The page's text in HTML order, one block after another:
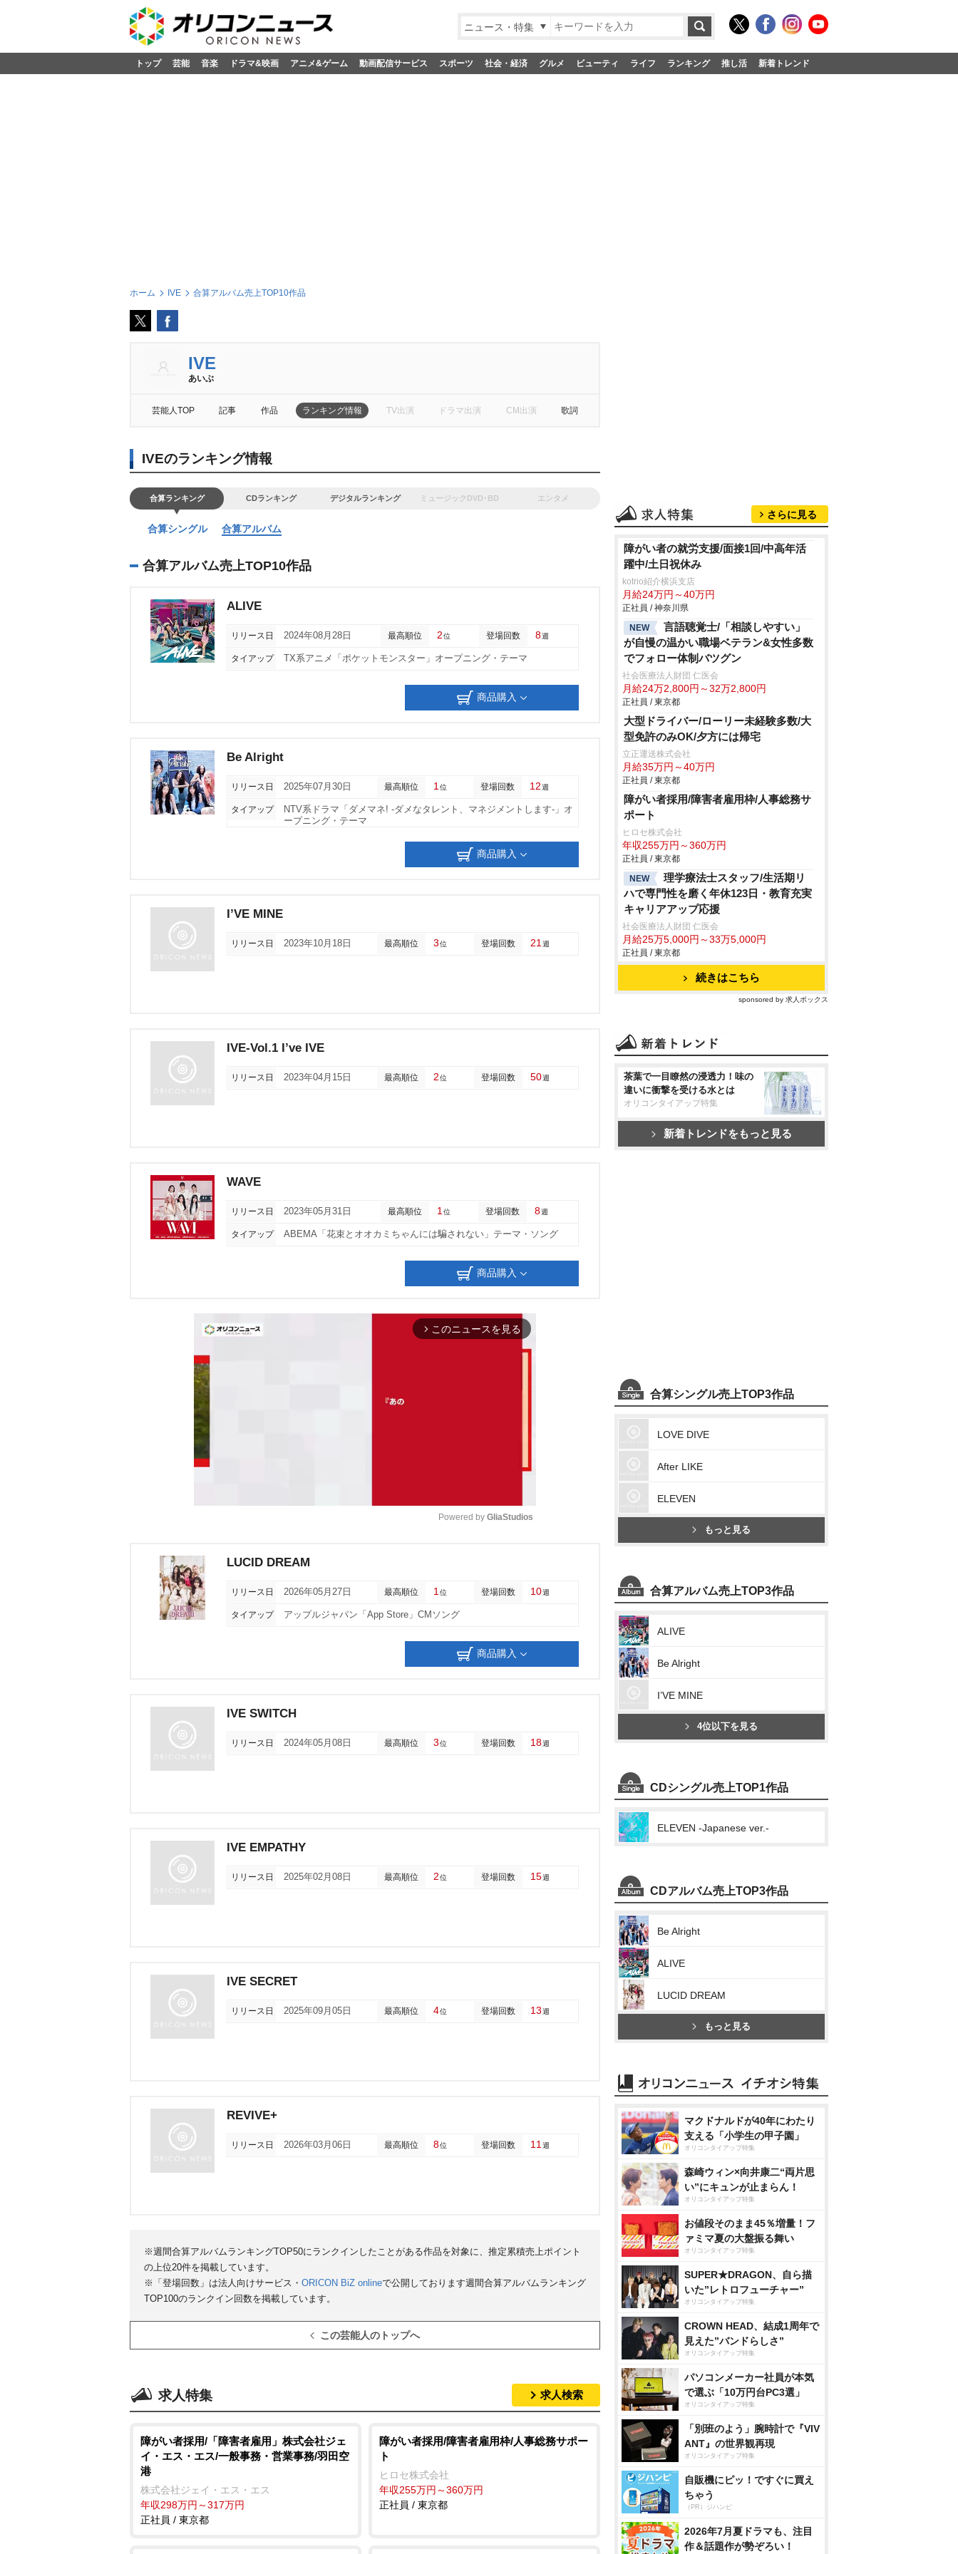
ニュース・特集
トップ 芸能 音楽 ドラマ&映画 アニメ&ゲーム 動画配信サービス スポーツ 社会・経済 グルメ ビューティ ライフ ランキング 推し活 新着トレンド
ホーム IVE 合算アルバム売上TOP10作品
IVE
あいぶ
芸能人TOP 記事 作品 ランキング情報 TV出演 ドラマ出演 CM出演 歌詞
IVEのランキング情報
合算ランキング CDランキング デジタルランキング ミュージックDVD･BD エンタメ
合算シングル 合算アルバム
合算アルバム売上TOP10作品
ALIVE
リリース日 2024年08月28日 最高順位 2位 登場回数 8週
タイアップ TX系アニメ「ポケットモンスター」オープニング・テーマ
商品購入
Be Alright
リリース日 2025年07月30日 最高順位 1 位 登場回数 12週
タイアップ
NTV系ドラマ「ダメマネ! -ダメなタレント、マネジメントします-」オ
ープニング・テーマ
商品購入
I’VE MINE
リリース日 2023年10月18日 最高順位 3位 登場回数 21 週
IVE-Vol.1 I’ve IVE
リリース日 2023年04月15日 最高順位 2位 登場回数 50週
WAVE
リリース日 2023年05月31日 最高順位 1 位 登場回数 8週
タイアップ ABEMA「花束とオオカミちゃんには騙されない」テーマ・ソング
商品購入
arrow_forward_ios このニュースを見る
Powered by GliaStudios
LUCID DREAM
リリース日 2026年05月27日 最高順位 1 位 登場回数 10週
タイアップ アップルジャパン「App Store」CMソング
商品購入
IVE SWITCH
リリース日 2024年05月08日 最高順位 3位 登場回数 18週
IVE EMPATHY
リリース日 2025年02月08日 最高順位 2位 登場回数 15週
IVE SECRET
リリース日 2025年09月05日 最高順位 4位 登場回数 13週
REVIVE+
リリース日 2026年03月06日 最高順位 8位 登場回数 11 週
※週間合算アルバムランキングTOP50にランクインしたことがある作品を対象に、推定累積売上ポイント
の上位20件を掲載しています。
※「登場回数」は法人向けサービス・ ORICON BiZ onlineで公開しております週間合算アルバムランキング
TOP100のランクイン回数を掲載しています。
この芸能人のトップへ
求人特集 求人検索
障がい者採用/「障害者雇用」株式会社ジェ
イ・エス・エス/一般事務・営業事務/羽田空
港
株式会社ジェイ・エス・エス
年収298万円～317万円
正社員 / 東京都
障がい者採用/障害者雇用枠/人事総務サポー
ト
ヒロセ株式会社
年収255万円～360万円
正社員 / 東京都
さらに見る
障がい者の就労支援/面接1回/中高年活
躍中/土日祝休み
kotrio紹介横浜支店
月給24万円～40万円
正社員 / 神奈川県
NEW
言語聴覚士/「相談しやすい」
が自慢の温かい職場ベテラン&女性多数
でフォロー体制バツグン
社会医療法人財団 仁医会
月給24万2,800円～32万2,800円
正社員 / 東京都
大型ドライバー/ローリー未経験多数/大
型免許のみOK/夕方には帰宅
立正運送株式会社
月給35万円～40万円
正社員 / 東京都
障がい者採用/障害者雇用枠/人事総務サ
ポート
ヒロセ株式会社
年収255万円～360万円
正社員 / 東京都
NEW
理学療法士スタッフ/生活期リ
ハで専門性を磨く年休123日・教育充実
キャリアアップ応援
社会医療法人財団 仁医会
月給25万5,000円～33万5,000円
正社員 / 東京都
続きはこちら
sponsored by 求人ボックス
茶葉で一目瞭然の浸透力！味の
違いに衝撃を受ける水とは
オリコンタイアップ特集
新着トレンドをもっと見る
合算シングル売上TOP3作品
LOVE DIVE
After LIKE
ELEVEN
もっと見る
合算アルバム売上TOP3作品
ALIVE
Be Alright
I’VE MINE
4位以下を見る
CDシングル売上TOP1作品
ELEVEN -Japanese ver.-
CDアルバム売上TOP3作品
Be Alright
ALIVE
LUCID DREAM
もっと見る
マクドナルドが40年にわたり
支える「小学生の甲子園」
オリコンタイアップ特集
森崎ウィン×向井康二“両片思
い”にキュンが止まらん！
オリコンタイアップ特集
お値段そのまま45％増量！フ
ァミマ夏の大盤振る舞い
オリコンタイアップ特集
SUPER★DRAGON、自ら描
いた”レトロフューチャー”
オリコンタイアップ特集
CROWN HEAD、結成1周年で
見えた”バンドらしさ”
オリコンタイアップ特集
パソコンメーカー社員が本気
で選ぶ「10万円台PC3選」
オリコンタイアップ特集
「別班のよう」腕時計で『VIV
ANT』の世界観再現
オリコンタイアップ特集
自販機にピッ！ですぐに買え
ちゃう
（PR）ジハンピ
2026年7月夏ドラマも、注目
作＆話題作が勢ぞろい！